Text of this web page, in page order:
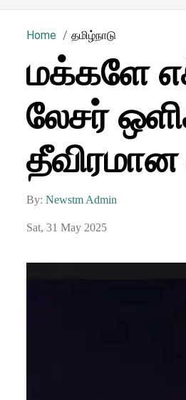
Home தமிழ்நாடு
மக்களே
லேசர்
தீவிரமான
By: Newstm Admin
Sat, 31 May 2025